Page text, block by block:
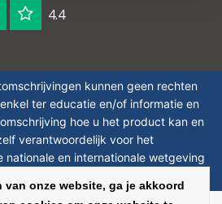
4.4
kunnen geen rechten
ter educatie en/of informatie en
hoe u het product kan en
verantwoordelijk voor het
nationale en internationale wetgeving
van onze website, ga je akkoord